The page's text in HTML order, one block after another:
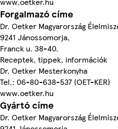
Forgalmazó címe
Dr. Oetker Magyarország
9241 Jánossomorja,
Franck u. 38-40.
Receptek, tippek, információk
Dr. Oetker Mesterkonyha
Tel.: 06-80-638-537 (OET-KER)
www.oetker.hu
Gyártó címe
Dr. Oetker Magyarország